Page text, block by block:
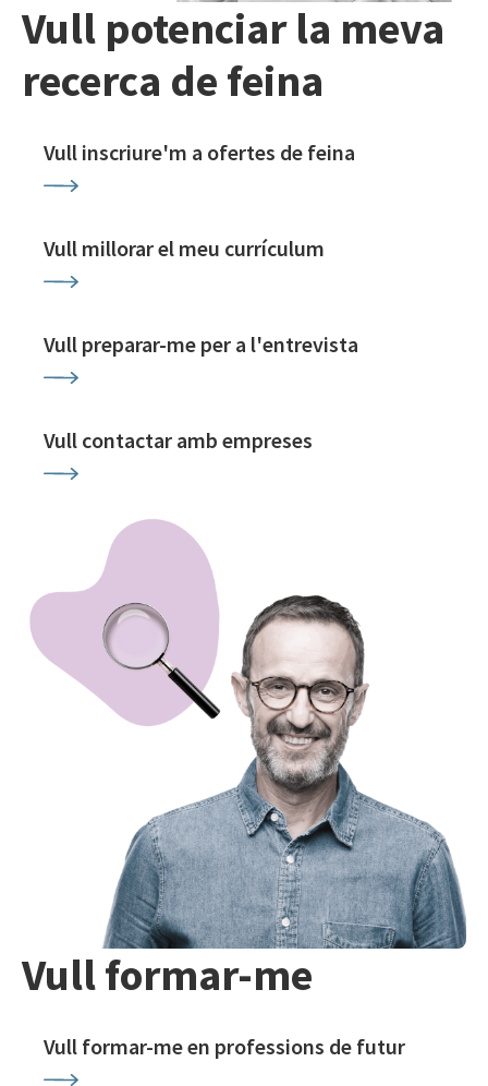
Vull potenciar la meva
recerca de feina
Vull inscriure'm a ofertes de feina
Vull millorar el meu currículum
Vull preparar-me per a l'entrevista
Vull contactar amb empreses
Vull formar-me
Vull formar-me en professions de futur